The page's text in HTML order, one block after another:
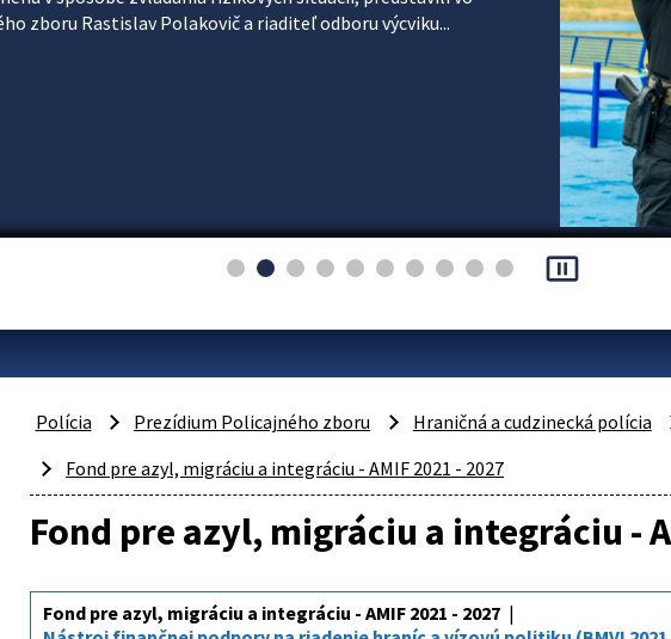
zboru Rastislav Polakovič a riaditeľ odboru výcviku...
pause_presentation
Polícia Prezídium Policajného zboru Hraničná a cudzinecká polícia
Fond pre azyl, migráciu a integráciu - AMIF 2021 - 2027
Fond pre azyl, migráciu a integráciu -
Fond pre azyl, migráciu a integráciu - AMIF 2021 - 2027